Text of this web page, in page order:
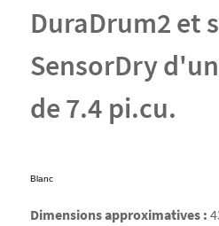
DuraDrum2 et
SensorDry
de 7.4 pi.cu.
Blanc
Dimensions approximatives :